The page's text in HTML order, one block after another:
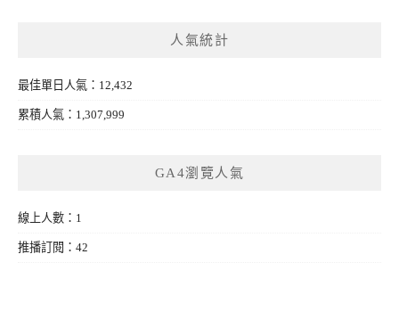
人氣統計
最佳單日人氣：12,432
累積人氣：1,307,999
GA4瀏覽人氣
線上人數：1
推播訂閱：42